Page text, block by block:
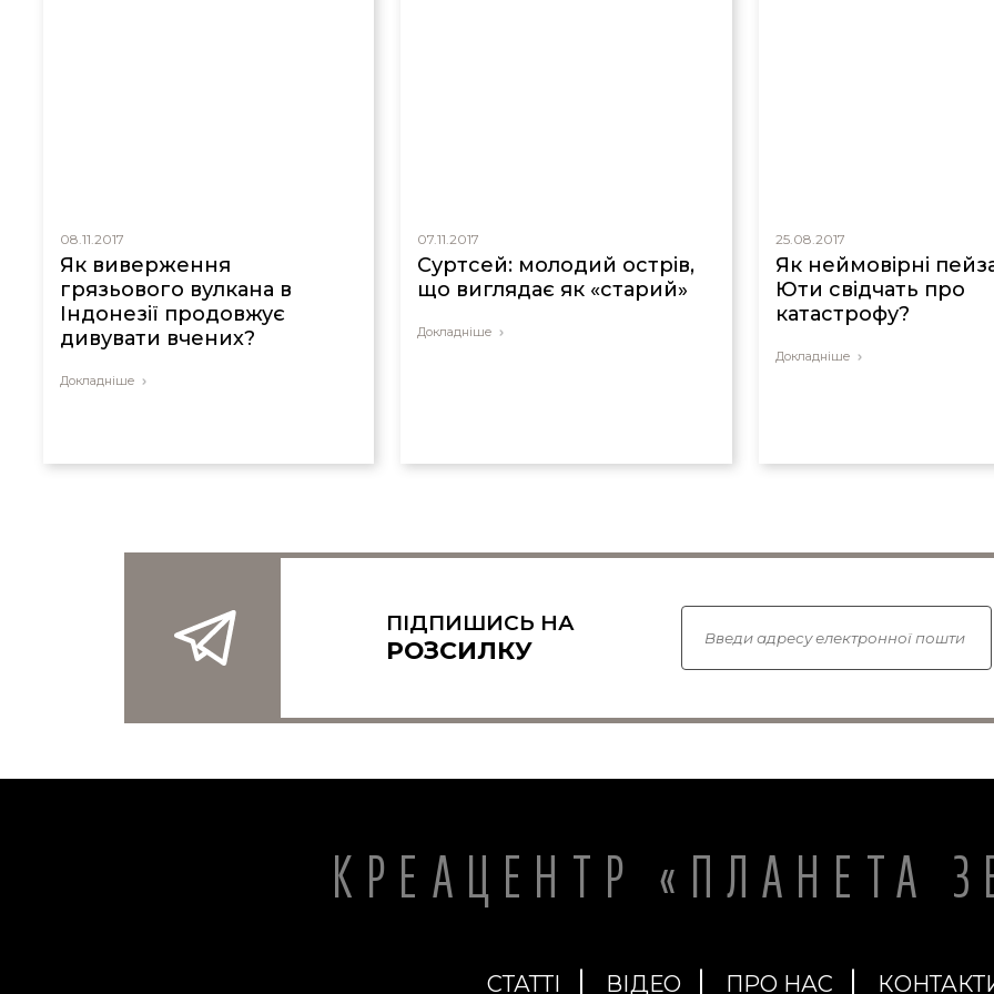
08.11.2017
Як виверження
грязьового вулкана в
Індонезії продовжує
дивувати вчених?
Докладніше
07.11.2017
Суртсей: молодий острів,
що виглядає як «старий»
Докладніше
25.08.2017
Як неймовірні
Юти свідчать про
катастрофу?
Докладніше
ПІДПИШИСЬ НА
РОЗСИЛКУ
КРЕАЦЕНТР «ПЛАНЕТА
СТАТТІ ВІДЕО ПРО НАС